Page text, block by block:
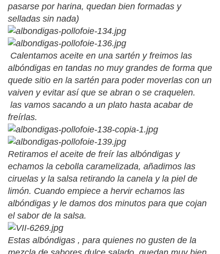
pasarse por harina, quedan bien formadas y
selladas sin nada)
Calentamos aceite en una sartén y freimos las
albóndigas en tandas no muy grandes de forma que
quede sitio en la sartén para poder moverlas con un
vaiven y evitar así que se abran o se craquelen.
las vamos sacando a un plato hasta acabar de
freírlas.
Retiramos el aceite de freír las albóndigas y
echamos la cebolla caramelizada, añadimos las
ciruelas y la salsa retirando la canela y la piel de
limón. Cuando empiece a hervir echamos las
albóndigas y le damos dos minutos para que cojan
el sabor de la salsa.
Estas albóndigas , para quienes no gusten de la